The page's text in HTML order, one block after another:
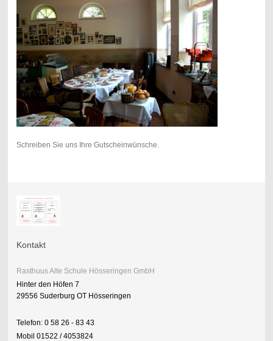
Schreiben Sie uns Ihre Gutscheinwünsche.
Kontakt
Rasthuus Alte Schule Hösseringen GmbH
Hinter den Höfen 7
29556 Suderburg OT Hösseringen
Telefon: 0 58 26 - 83 43
Mobil 01522 / 4053824